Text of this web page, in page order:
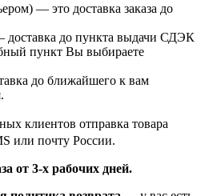
— это доставка заказа до
до пункта выдачи СДЭК
пункт Вы выбираете
до ближайшего к вам
клиентов отправка товара
или почту России.
от 3-х рабочих дней.